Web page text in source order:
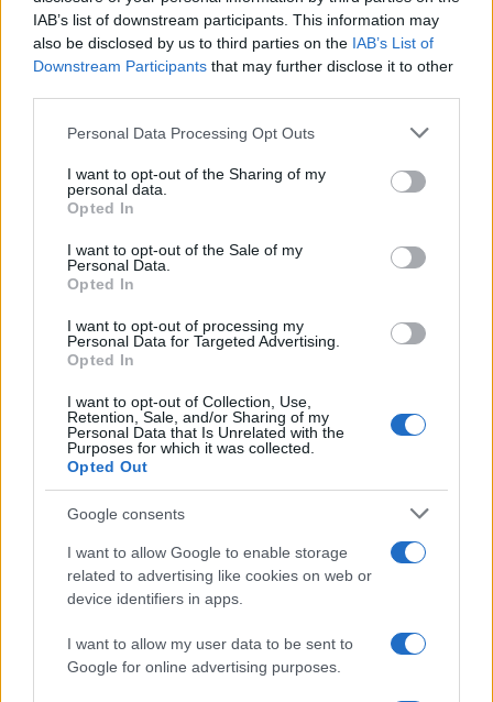
IAB’s list of downstream participants. This information may
also be disclosed by us to third parties on the IAB’s List of
Downstream Participants that may further disclose it to other
Please note that this website/app uses one or more Google
not limited to your visit or usage behaviour. You may click to
grant or deny consent to Google and its third-party tags to
use your data for below specified purposes in below Google
consent section.
Personal Data Processing Opt Outs
I want to opt-out of the Sharing of my
personal data.
Opted In
I want to opt-out of the Sale of my
Personal Data.
Opted In
I want to opt-out of processing my
Personal Data for Targeted Advertising.
Opted In
I want to opt-out of Collection, Use,
Retention, Sale, and/or Sharing of my
Personal Data that Is Unrelated with the
Purposes for which it was collected.
Opted Out
Google consents
I want to allow Google to enable storage
related to advertising like cookies on web or
device identifiers in apps.
I want to allow my user data to be sent to
Google for online advertising purposes.
AUTORE
Redazione
Continua a leggere